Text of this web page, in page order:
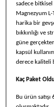
sadece
Magnezyum
harika bir
bıkkınlığı ve
güne
kapsül
derece kaliteli
Kaç Paket
Bu ürün